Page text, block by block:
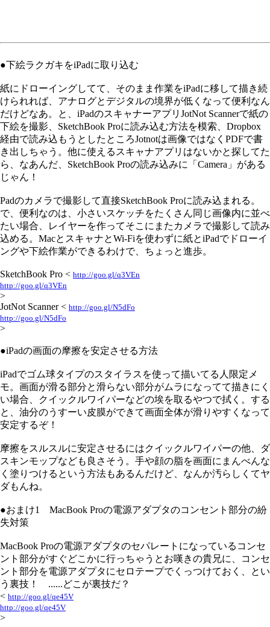
●下絵ラクガキをiPadに取り込む
紙にドローイングしてて、そのまま作業をiPadに移して描き続
けられれば、アナログとデジタルの境界が低くなって便利なん
だけどなあ。と、iPadのスキャナーアプリJotNot Scannerで紙の
下絵を撮影、SketchBook Proに読み込む方法を模索、Dropbox
経由で読み込もうとしたところJotnotは画像ではなくPDFで書
き出しちゃう。他に使えるスキャナアプリはないかと探してた
ら、なあんだ、SketchBook Proの読み込みに「Camera」がある
じゃん！
Padのカメラで撮影して直接SketchBook Proに読み込まれる。
で、便利なのは、小さいスケッチをたくさん同じ画像内に並べ
たい場合、レイヤーを作ってそこにまたカメラで撮影して読み
込める。MacとスキャナとWi-Fiを使わずに紙とiPadでドローイ
ングや下絵作業ができるわけで、ちょっと進歩。
SketchBook Pro < http://goo.gl/q3VEn
http://goo.gl/q3VEn
>
JotNot Scanner < http://goo.gl/N5dFo
http://goo.gl/N5dFo
>
●iPadの画面の摩擦を安定させる方法
iPadでゴム球タイプのスタイラスを使って描いてる人限定メ
モ。画面が滑る部分と滑らない部分がムラになってて描きにく
い場合、クイックルワイパーなどの埃を取るやつで拭く。する
と、油分のうすーい皮膜ができて画面全体が滑りやすくなって
安定するぞ！
摩擦をスルスルに安定させるにはクイックルワイパーの他、ダ
スキンモップなども良さそう。手や顔の脂を画面にまんべんな
く塗りつけるという方法もあるんだけど、なんか汚らしくてヤ
ダもんね。
●おまけ1 MacBook Proの電源アダプタのコンセント部分の紛
失対策
MacBook Proの電源アダプタのセパレートになっているコンセ
ント部分がすぐどこかに行っちゃうとお嘆きの貴兄に、コンセ
ント部分を電源アダプタにセロテープでくっつけておく、とい
う裏技！ ......どこが裏技だ？
< http://goo.gl/qe45V
http://goo.gl/qe45V
>